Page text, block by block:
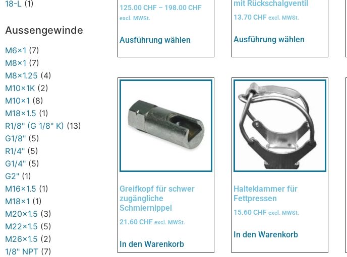
18-L (1)
Aussengewinde
M6x1 (7)
M8x1 (7)
M8x1.25 (4)
M10x1K (2)
M10x1 (8)
M18x1.5 (1)
R1/8" (G 1/8" K) (13)
G1/8" (5)
R1/4" (5)
G1/4" (5)
G2" (1)
M16x1.5 (1)
M18x1 (1)
M20x1.5 (3)
M22x1.5 (5)
M26x1.5 (2)
1/8" NPT (7)
125.00CHF – 198.00CHF
excl. MWSt.
Ausführung wählen
mit Rückschalgventil
13.70CHF excl. MWSt.
Ausführung wählen
Greifkopf für schwer
zugängliche
Schmiernippel
21.60CHF excl. MWSt.
In den Warenkorb
Halteklammer für
Fettpressen
15.60CHF excl. MWSt.
In den Warenkorb